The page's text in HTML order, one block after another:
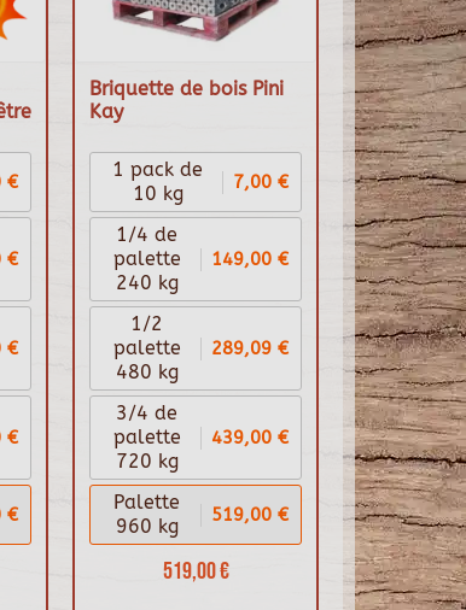
€
€
€
€
€
Briquette de bois Pini
Kay
519,00 €
1 pack de
10 kg
7,00 €
1/4 de
palette
240 kg
149,00 €
1/2
palette
480 kg
289,09 €
3/4 de
palette
720 kg
439,00 €
Palette
960 kg
519,00 €